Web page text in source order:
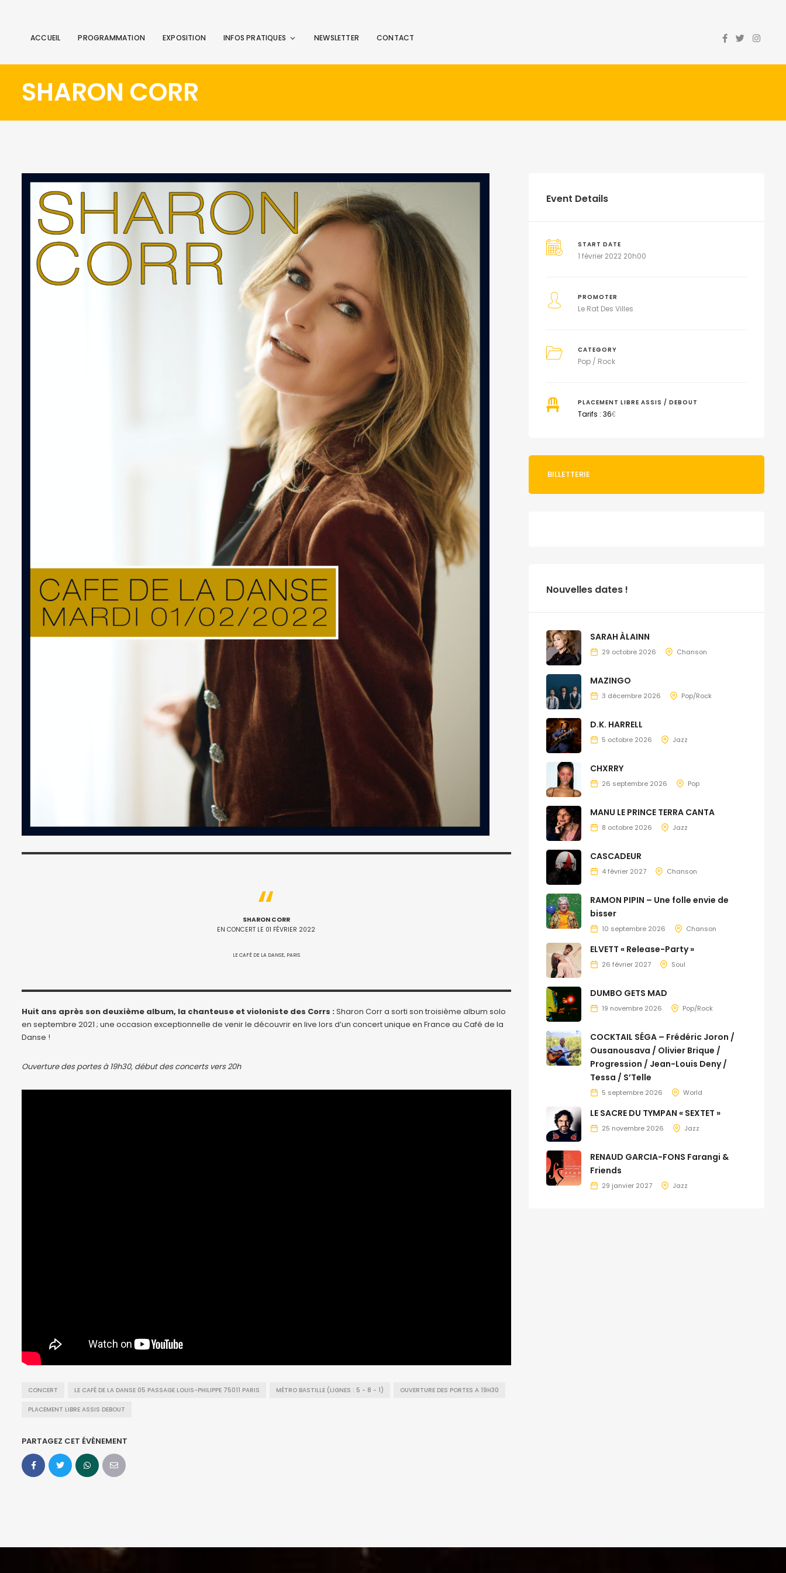
ACCUEIL PROGRAMMATION EXPOSITION INFOS PRATIQUES NEWSLETTER CONTACT
SHARON CORR
SHARON CORR
EN CONCERT LE 01 FÉVRIER 2022
LE CAFÉ DE LA DANSE, PARIS
Huit ans après son deuxième album, la chanteuse et violoniste des Corrs :Sharon Corr a sorti son troisième album solo
en septembre 2021 ; une occasion exceptionnelle de venir le découvrir en live lors d’un concert unique en France au Café de la
Danse !
Ouverture des portes à 19h30, début des concerts vers 20h
CONCERT LE CAFÉ DE LA DANSE 05 PASSAGE LOUIS-PHILIPPE 75011 PARIS MÉTRO BASTILLE (LIGNES : 5 - 8 - 1) OUVERTURE DES PORTES A 19H30
PLACEMENT LIBRE ASSIS DEBOUT
PARTAGEZ CET ÉVÈNEMENT
Event Details
START DATE
1 février 2022 20h00
PROMOTER
Le Rat Des Villes
CATEGORY
Pop / Rock
PLACEMENT LIBRE ASSIS / DEBOUT
Tarifs : 36€
BILLETTERIE
Nouvelles dates !
SARAH ÀLAINN
29 octobre 2026 Chanson
MAZINGO
3 décembre 2026 Pop/Rock
D.K. HARRELL
5 octobre 2026 Jazz
CHXRRY
26 septembre 2026 Pop
MANU LE PRINCE TERRA CANTA
8 octobre 2026 Jazz
CASCADEUR
4 février 2027 Chanson
RAMON PIPIN – Une folle envie de
bisser
10 septembre 2026 Chanson
ELVETT « Release-Party »
26 février 2027 Soul
DUMBO GETS MAD
19 novembre 2026 Pop/Rock
COCKTAIL SÉGA – Frédéric Joron /
Ousanousava / Olivier Brique /
Progression / Jean-Louis Deny /
Tessa / S’Telle
5 septembre 2026 World
LE SACRE DU TYMPAN « SEXTET »
25 novembre 2026 Jazz
RENAUD GARCIA-FONS Farangi &
Friends
29 janvier 2027 Jazz